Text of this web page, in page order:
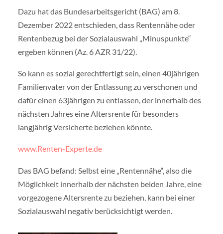
Dazu hat das Bundesarbeitsgericht (BAG) am 8.
Dezember 2022 entschieden, dass Rentennähe oder
Rentenbezug bei der Sozialauswahl „Minuspunkte“
ergeben können (Az. 6 AZR 31/22).
So kann es sozial gerechtfertigt sein, einen 40jährigen
Familienvater von der Entlassung zu verschonen und
dafür einen 63jährigen zu entlassen, der innerhalb des
nächsten Jahres eine Altersrente für besonders
langjährig Versicherte beziehen könnte.
www.Renten-Experte.de
Das BAG befand: Selbst eine „Rentennähe“, also die
Möglichkeit innerhalb der nächsten beiden Jahre, eine
vorgezogene Altersrente zu beziehen, kann bei einer
Sozialauswahl negativ berücksichtigt werden.